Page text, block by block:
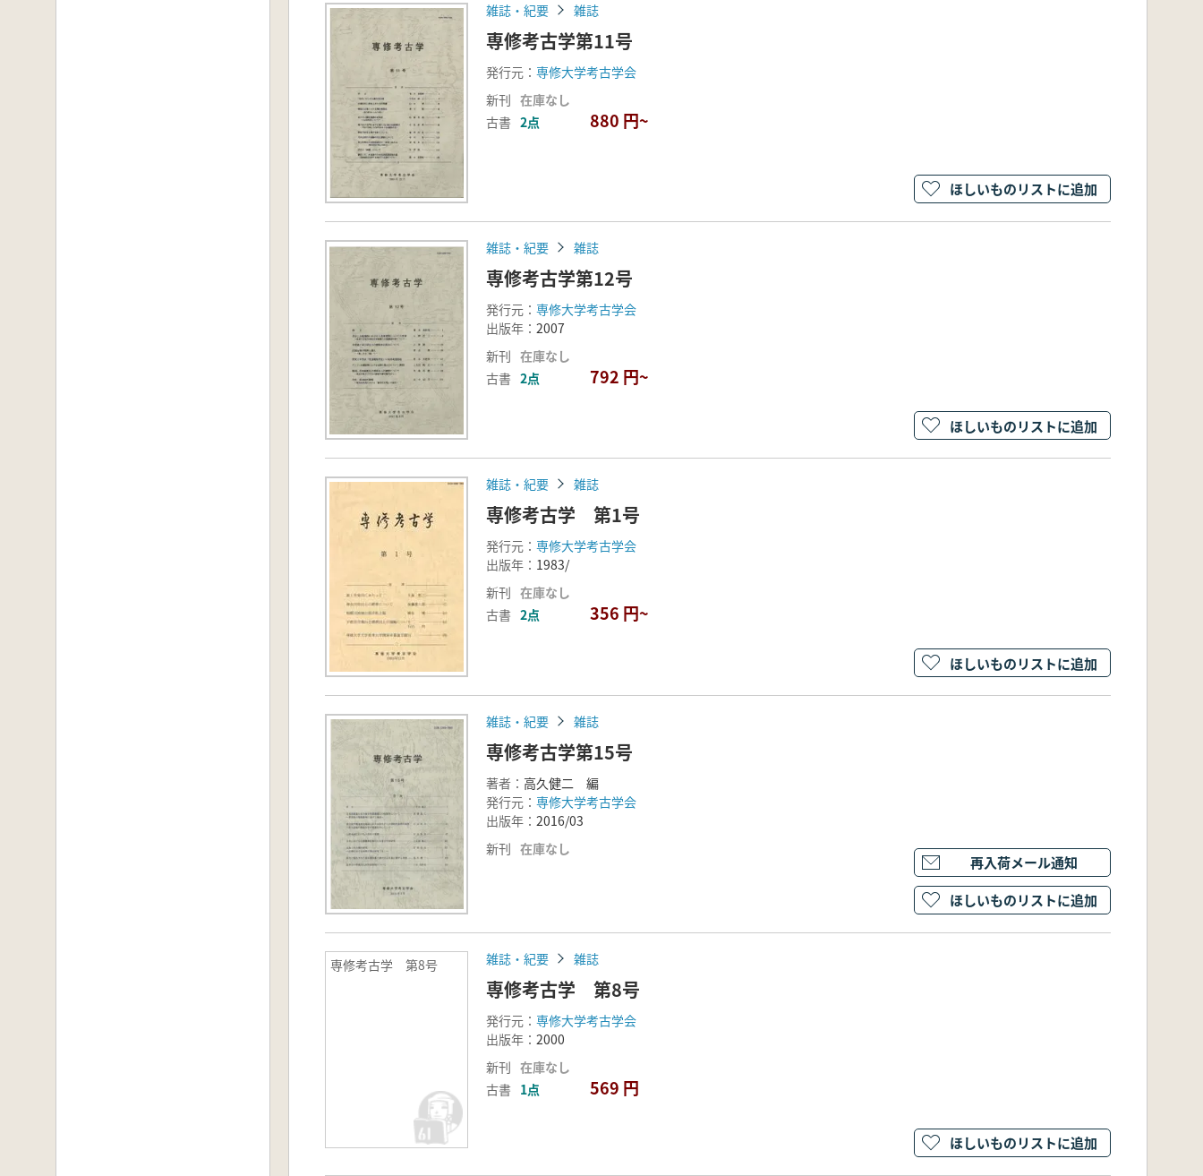
雑誌・紀要 雑誌
専修考古学第11号
発行元： 専修大学考古学会
新刊 在庫なし
古書 2点 880 円~
ほしいものリストに追加
雑誌・紀要 雑誌
専修考古学第12号
発行元： 専修大学考古学会
出版年： 2007
新刊 在庫なし
古書 2点 792 円~
ほしいものリストに追加
雑誌・紀要 雑誌
専修考古学 第1号
発行元： 専修大学考古学会
出版年： 1983/
新刊 在庫なし
古書 2点 356 円~
ほしいものリストに追加
雑誌・紀要 雑誌
専修考古学第15号
著者： 高久健二 編
発行元： 専修大学考古学会
出版年： 2016/03
新刊 在庫なし
再入荷メール通知
ほしいものリストに追加
専修考古学 第8号 雑誌・紀要 雑誌
専修考古学 第8号
発行元： 専修大学考古学会
出版年： 2000
新刊 在庫なし
古書 1点 569 円
ほしいものリストに追加